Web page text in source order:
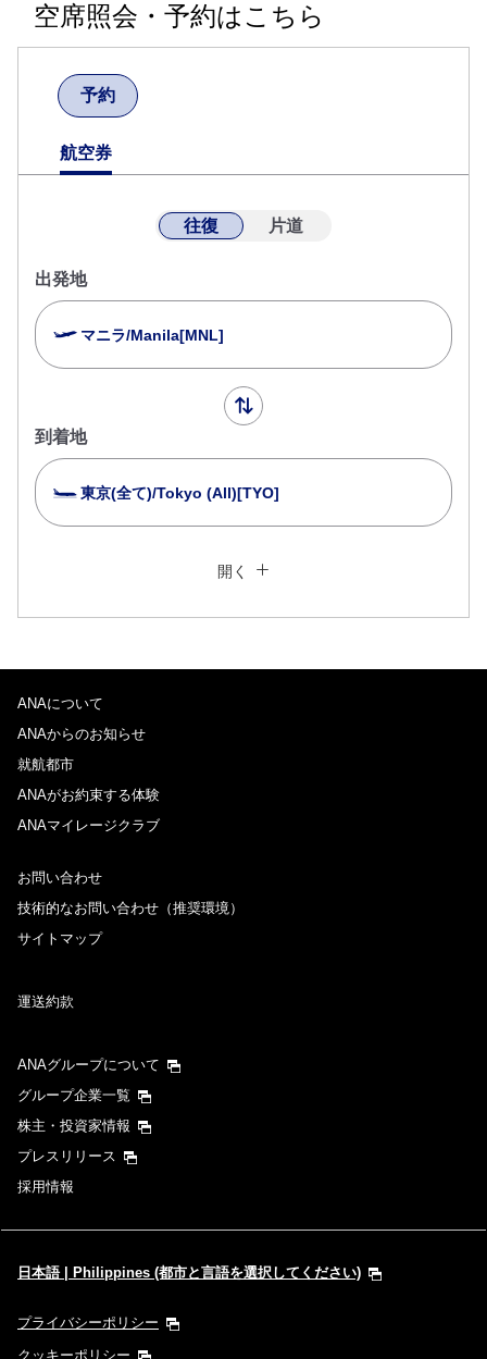
空席照会・予約はこちら
予約
航空券
往復 片道
出発地
マニラ/Manila[MNL]
到着地
東京(全て)/Tokyo (All)[TYO]
運賃タイプ指定なし
往路出発日および時間帯
時間帯指定なし
経由地および乗り継ぎ所要時間を追加する
時間帯指定なし
経由地および乗り継ぎ所要時間を追加する
プロモーションコードについて
開く
ANAについて
ANAからのお知らせ
就航都市
ANAがお約束する体験
ANAマイレージクラブ
お問い合わせ
技術的なお問い合わせ（推奨環境）
サイトマップ
運送約款
ANAグループについて
グループ企業一覧
株主・投資家情報
プレスリリース
採用情報
日本語 | Philippines (都市と言語を選択してください)
プライバシーポリシー
クッキーポリシー